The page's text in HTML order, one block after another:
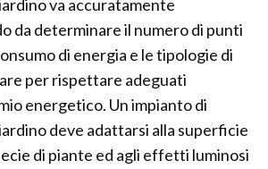
va accuratamente
da determinare il numero di punti
di energia e le tipologie di
per rispettare adeguati
energetico. Un impianto di
deve adattarsi alla superficie
di piante ed agli effetti luminosi